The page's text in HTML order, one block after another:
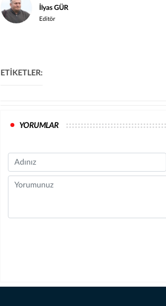
İlyas GÜR
Editör
ETİKETLER:
YORUMLAR
Name
Comment